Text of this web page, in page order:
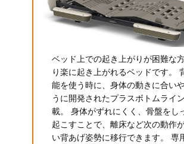
ベッド上での起き上がりが困難な
り楽に起き上がれるベッドです。
能を使う時に、身体の動きに合い
うに開発されたプラスボトムライ
載。 身体がずれにくく、骨盤をし
起こすことで、離床など次の動作
い背あげ姿勢に移行できます。 専